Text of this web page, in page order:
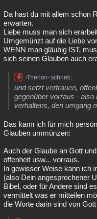
Da hast du mit allem schon
erwarten.
Liebe muss man sich
Umgemünzt auf die Liebe
WENN man gläubig IST,
sich seinen Glauben auch
-Therion- schrieb:
und setzt vertrauen,
gegenüber vorraus - also
verhaltens, den umgang
Das kann ich für mich
Glauben ummünzen:
Auch der Glaube an Gott
offenheit usw... vorraus.
In gewisser Weise kann ich
(also Dein angesprochener
Bibel, oder für Andere sind
vermittelt was er mitteilen
die Worte darin sind von